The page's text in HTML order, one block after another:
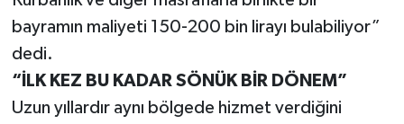
bayramın maliyeti 150-200 bin lirayı bulabiliyor”
dedi.
“İLK KEZ BU KADAR SÖNÜK BİR DÖNEM”
Uzun yıllardır aynı bölgede hizmet verdiğini